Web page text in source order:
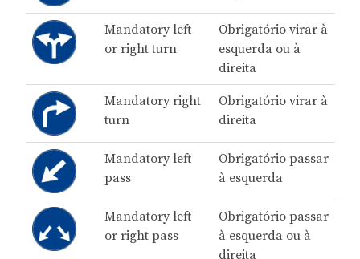
Mandatory left
or right turn
Obrigatório virar à
esquerda ou à
direita
Mandatory right
turn
Obrigatório virar à
direita
Mandatory left
pass
Obrigatório passar
à esquerda
Mandatory left
or right pass
Obrigatório passar
à esquerda ou à
direita